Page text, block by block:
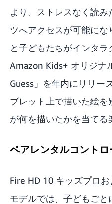
より、ストレスなく読
ツへアクセスが可能に
と子どもたちがインタラ
Amazon Kids+ オリジナ
Guess」を年内にリリー
ブレット上で描いた絵
が何を描いたかを当てる
ペアレンタルコントロ
Fire HD 10 キッズプロ
モデルでは、子どもご